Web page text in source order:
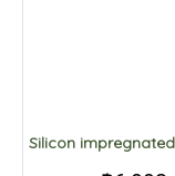
Silicon